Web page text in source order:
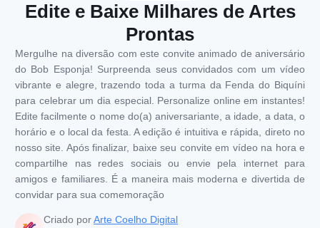
Edite e Baixe Milhares de Artes
Prontas
Mergulhe na diversão com este convite animado de aniversário
do Bob Esponja! Surpreenda seus convidados com um vídeo
vibrante e alegre, trazendo toda a turma da Fenda do Biquíni
para celebrar um dia especial. Personalize online em instantes!
Edite facilmente o nome do(a) aniversariante, a idade, a data, o
horário e o local da festa. A edição é intuitiva e rápida, direto no
nosso site. Após finalizar, baixe seu convite em vídeo na hora e
compartilhe nas redes sociais ou envie pela internet para
amigos e familiares. É a maneira mais moderna e divertida de
convidar para sua comemoração
Criado porArte Coelho Digital